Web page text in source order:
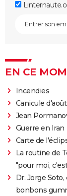
EN CE
Incendies
Canicule d'août
Jean
Guerre en Iran
Carte de
La routine de
"pour moi,
Dr. Jorge
bonbons